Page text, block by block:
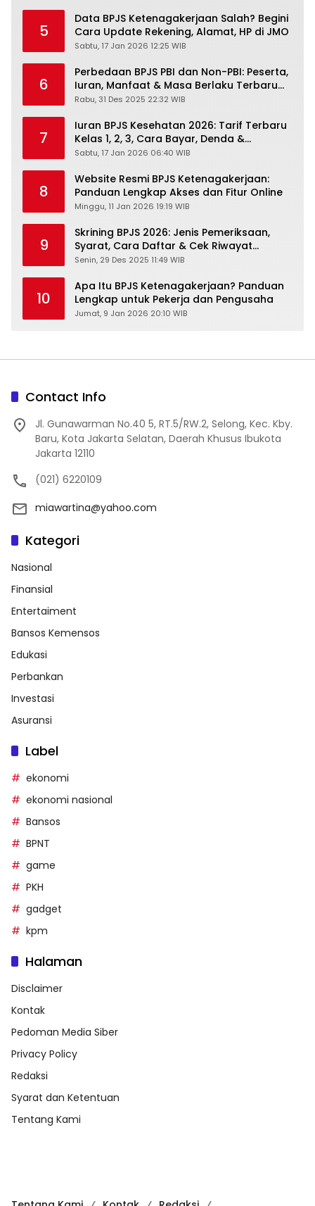
5
Data BPJS Ketenagakerjaan Salah? Begini
Cara Update Rekening, Alamat, HP di JMO
Sabtu, 17 Jan 2026 12:25 WIB
6
Perbedaan BPJS PBI dan Non-PBI: Peserta,
Iuran, Manfaat & Masa Berlaku Terbaru
2026
Rabu, 31 Des 2025 22:32 WIB
7
Iuran BPJS Kesehatan 2026: Tarif Terbaru
Kelas 1, 2, 3, Cara Bayar, Denda &
Panduan Lengkap Peserta JKN-KIS
Sabtu, 17 Jan 2026 06:40 WIB
8
Website Resmi BPJS Ketenagakerjaan:
Panduan Lengkap Akses dan Fitur Online
Minggu, 11 Jan 2026 19:19 WIB
9
Skrining BPJS 2026: Jenis Pemeriksaan,
Syarat, Cara Daftar & Cek Riwayat
Kesehatan Gratis
Senin, 29 Des 2025 11:49 WIB
10
Apa Itu BPJS Ketenagakerjaan? Panduan
Lengkap untuk Pekerja dan Pengusaha
Jumat, 9 Jan 2026 20:10 WIB
Contact Info
Jl. Gunawarman No.40 5, RT.5/RW.2, Selong, Kec. Kby.
Baru, Kota Jakarta Selatan, Daerah Khusus Ibukota
Jakarta 12110
(021) 6220109
miawartina@yahoo.com
Kategori
Nasional
Finansial
Entertaiment
Bansos Kemensos
Edukasi
Perbankan
Investasi
Asuransi
Label
ekonomi
ekonomi nasional
Bansos
BPNT
game
PKH
gadget
kpm
Halaman
Disclaimer
Kontak
Pedoman Media Siber
Privacy Policy
Redaksi
Syarat dan Ketentuan
Tentang Kami